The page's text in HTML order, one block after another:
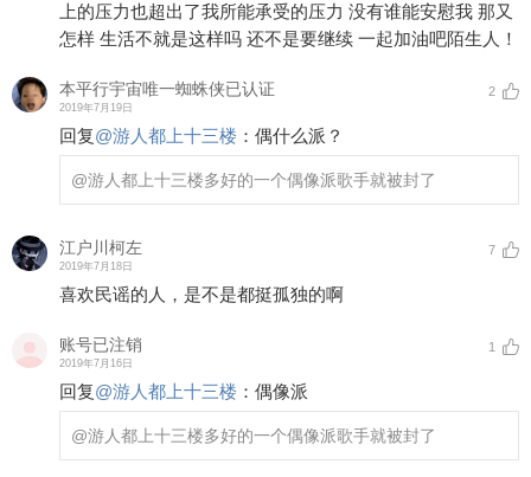
上的压力也超出了我所能承受的压力 没有谁能安慰我 那又
怎样 生活不就是这样吗 还不是要继续 一起加油吧陌生人！
本平行宇宙唯一蜘蛛侠已认证
2019年7月19日
2
回复@游人都上十三楼 ： 偶什么派？
@游人都上十三楼多好的一个偶像派歌手就被封了
江户川柯左
2019年7月18日
7
喜欢民谣的人，是不是都挺孤独的啊
账号已注销
2019年7月16日
1
回复@游人都上十三楼 ： 偶像派
@游人都上十三楼多好的一个偶像派歌手就被封了